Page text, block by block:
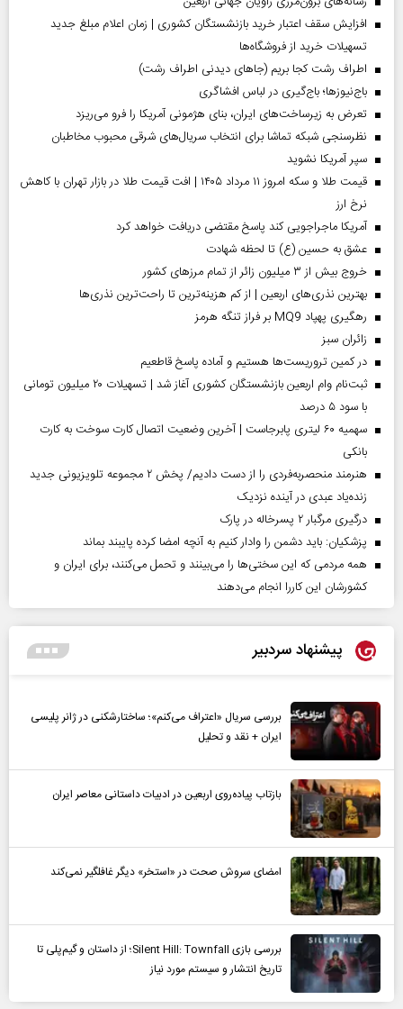
افزایش سقف اعتبار خرید بازنشستگان کشوری | زمان اعلام مبلغ جدید
تسهیلات خرید از فروشگاه‌ها
اطراف رشت کجا بریم (جاهای دیدنی اطراف رشت)
باج‌نیوزها؛ باج‌گیری در لباس افشاگری
تعرض به زیرساخت‌های ایران، بنای هژمونی آمریکا را فرو می‌ریزد
نظرسنجی شبکه تماشا برای انتخاب سریال‌های شرقی محبوب مخاطبان
سپر آمریکا نشوید
قیمت طلا و سکه امروز ۱۱ مرداد ۱۴۰۵ | افت قیمت طلا در بازار تهران با کاهش
نرخ ارز
آمریکا ماجراجویی کند پاسخ مقتضی دریافت خواهد کرد
عشق به حسین (ع) تا لحظه شهادت
خروج بیش از ۳ میلیون زائر از تمام مرز‌های کشور
بهترین نذری‌های اربعین | از کم هزینه‌ترین تا راحت‌ترین نذری‌ها
رهگیری پهپاد MQ9 بر فراز تنگه هرمز
‌زائران سبز
در کمین تروریست‌ها هستیم و آماده پاسخ قاطعیم
ثبت‌نام وام اربعین بازنشستگان کشوری آغاز شد | تسهیلات ۲۰ میلیون تومانی
با سود ۵ درصد
سهمیه ۶۰ لیتری پابرجاست | آخرین وضعیت اتصال کارت سوخت به کارت
بانکی
هنرمند منحصر‌به‌فردی را از دست دادیم/ پخش ۲ مجموعه تلویزیونی جدید
زنده‌یاد عبدی در آینده نزدیک
درگیری مرگبار ۲ پسرخاله در پارک
پزشکیان: باید دشمن را وادار کنیم به آنچه امضا کرده پایبند بماند
همه مردمی که این سختی‌ها را می‌بینند و تحمل می‌کنند، برای ایران و
کشورشان این کاررا انجام می‌دهند
پیشنهاد سردبیر
بررسی سریال «اعتراف می‌کنم»؛ ساختارشکنی در ژانر پلیسی
ایران + نقد و تحلیل
بازتاب پیاده‌روی اربعین در ادبیات داستانی معاصر ایران
امضای سروش صحت در «استخر» دیگر غافلگیر نمی‌کند
بررسی بازی Silent Hill: Townfall؛ از داستان و گیم‌پلی تا
تاریخ انتشار و سیستم مورد نیاز